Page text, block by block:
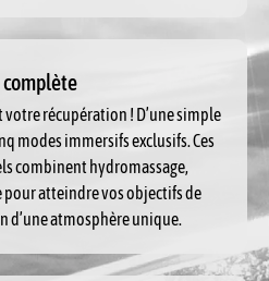
récupération ! D’une simple
modes immersifs exclusifs. Ces
combinent hydromassage,
atteindre vos objectifs de
d’une atmosphère unique.